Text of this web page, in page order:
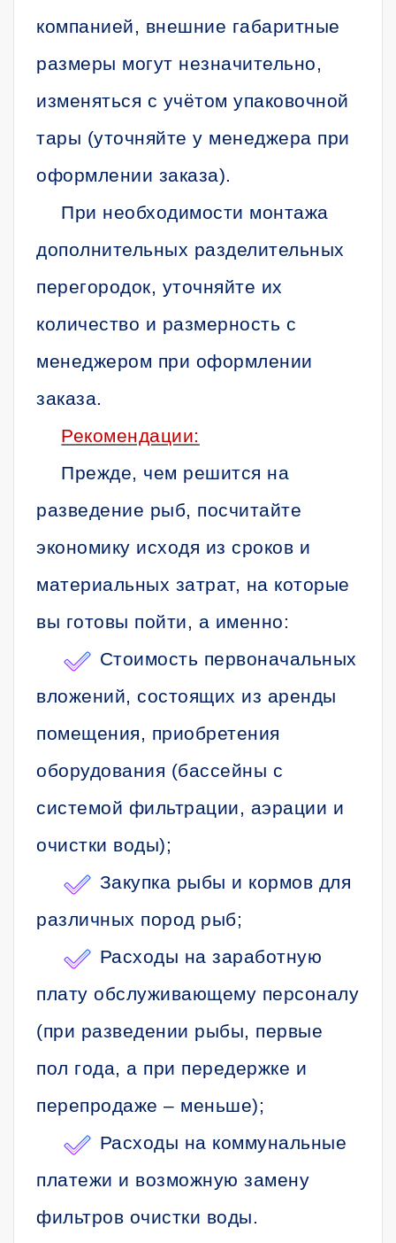
компанией, внешние габаритные
размеры могут незначительно,
изменяться с учётом упаковочной
тары (уточняйте у менеджера при
оформлении заказа).
При необходимости монтажа
дополнительных разделительных
перегородок, уточняйте их
количество и размерность с
менеджером при оформлении
заказа.
Рекомендации:
Прежде, чем решится на
разведение рыб, посчитайте
экономику исходя из сроков и
материальных затрат, на которые
вы готовы пойти, а именно:
Стоимость первоначальных
вложений, состоящих из аренды
помещения, приобретения
оборудования (бассейны с
системой фильтрации, аэрации и
очистки воды);
Закупка рыбы и кормов для
различных пород рыб;
Расходы на заработную
плату обслуживающему персоналу
(при разведении рыбы, первые
пол года, а при передержке и
перепродаже – меньше);
Расходы на коммунальные
платежи и возможную замену
фильтров очистки воды.